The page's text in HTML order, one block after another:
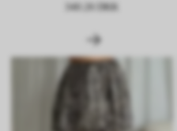
340.26 DKK